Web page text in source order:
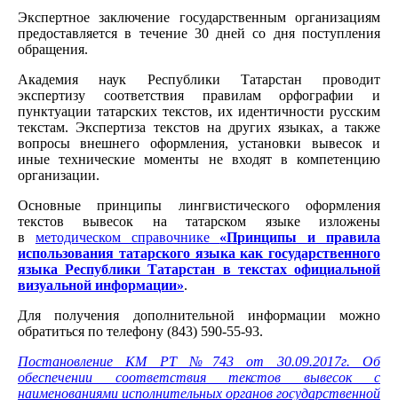
Экспертное заключение государственным организациям
предоставляется в течение 30 дней со дня поступления
обращения.
Академия наук Республики Татарстан проводит
экспертизу соответствия правилам орфографии и
пунктуации татарских текстов, их идентичности русским
текстам. Экспертиза текстов на других языках, а также
вопросы внешнего оформления, установки вывесок и
иные технические моменты не входят в компетенцию
организации.
Основные принципы лингвистического оформления
текстов вывесок на татарском языке изложены
в методическом справочнике «Принципы и правила
использования татарского языка как государственного
языка Республики Татарстан в текстах официальной
визуальной информации».
Для получения дополнительной информации можно
обратиться по телефону (843) 590-55-93.
Постановление КМ РТ №743 от 30.09.2017г. Об
обеспечении соответствия текстов вывесок с
наименованиями исполнительных органов государственной